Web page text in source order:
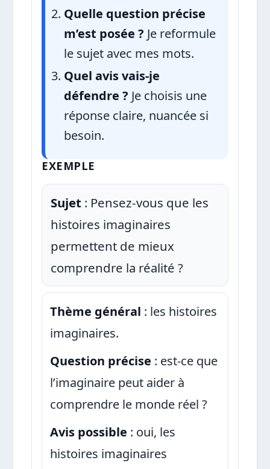
Quelle question précise
m’est posée ? Je reformule
le sujet avec mes mots.
Quel avis vais-je
défendre ? Je choisis une
réponse claire, nuancée si
besoin.
EXEMPLE
Sujet : Pensez-vous que les
histoires imaginaires
permettent de mieux
comprendre la réalité ?
Thème général : les histoires
imaginaires.
Question précise : est-ce que
l’imaginaire peut aider à
comprendre le monde réel ?
Avis possible : oui, les
histoires imaginaires